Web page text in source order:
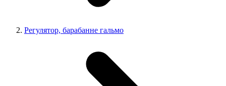
Регулятор, барабанне гальмо